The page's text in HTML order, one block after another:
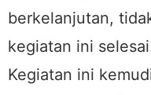
berkelanjutan,
kegiatan ini
Kegiatan ini